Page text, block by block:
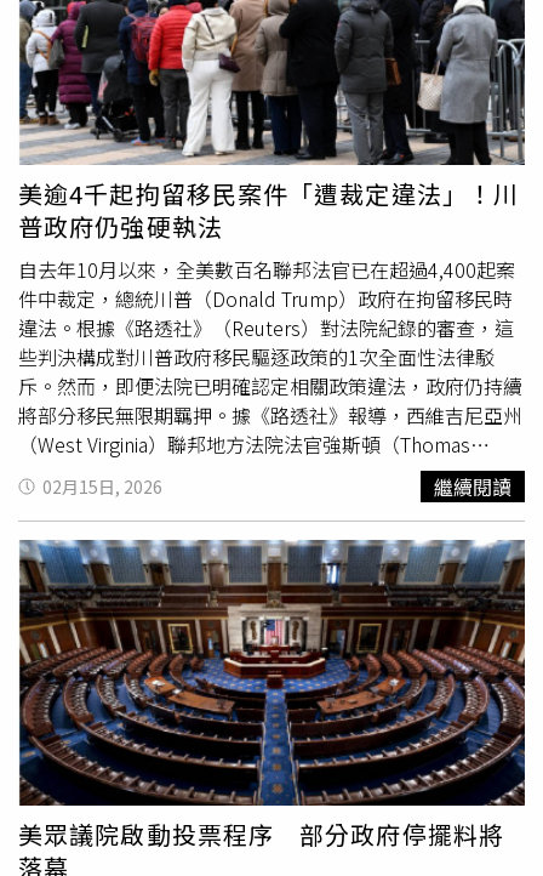
境的人進入」。隨後，他轉向經濟議題，以數據展示「咆哮
經濟」的復甦，聲稱美國國內通膨下降、收入上升，並批評
前任拜登政府的「通膨是史上最糟」。川普宣稱，2025年
最後3個月核心通膨降至1.7%，並稱燃油價格大幅下滑，
「大多數州每加侖低於2.30美元，我在愛荷華州甚至看到
1.85美元。」針對能源供應，川普提到「我們剛從新朋友委
內瑞拉（Venezuela）獲得超過8,000萬桶石油」，美國石
油產量每天增加超過60萬桶。他補充，美國天然氣產量創歷
史新高，兌現「鑽吧，寶貝，鑽吧」（drill, baby, drill，共
和黨多年來的競選口號）承諾。接下來，川普以標誌性的演
說風格形容美國隊在冬季奧運上的表現，直呼「美國贏得太
多了，我們都不知道該怎麼辦了。」同時還介紹剛從冬奧返
國的美國男子奧運冰球隊，這時球員們也在觀眾席亮相，使
會議廳響起如雷掌聲。48小時前，他們以2比1擊敗加拿
大，奪得自1980年以來首枚男子冰球金牌。然而，當川普
直接槓上美國最高法院時，現場氣氛瞬間降到冰點。他從講
台俯視4位出席的大法官，包括首席大法官羅伯茨（John
Roberts），以及大法官卡根（Elena Kagan）、卡瓦諾
（Brett Kavanaugh）和巴雷特（Amy Coney Barrett），感
嘆「就在4天前，美國最高法院做出了1項令人遺憾的裁
決」，並重申其關稅政策帶來了「驚人的經濟好轉」。他也
嘲諷日前批評關稅政策將帶來通膨的22位諾貝爾經濟學獎得
主，狠酸「他們完全搞錯了。」在演說中，川普還提出面對
人工智慧高耗能需求的新政策「用電保障承諾」
（ratepayer protection pledge），明確要求科技巨頭自行
建設電廠，避免居民電價上升。他亦指責未站立鼓掌的民主
黨議員「應該感到羞恥」，並敦促國會結束國土安全部
的經
費撥款僵局。演說進行超過1小時後，現場仍洋溢著激情，
共和黨議員持續高喊「USA」，使國情咨文演說瞬間變成1
Leavitt）則在社群平台X上表示，將事件背景與民主黨導致
的部分政府關門連結，指出國土安全部受到預算影響。她批
評民主黨選擇讓其部門停擺。民主黨方面則反對在未對川普
政府大規模且部分具爭議性的遣返行動進行重大調整前，批
准新的國土安全部 預算。川普近年多次成為刺殺陰謀或未遂
攻擊的目標。59歲的萊恩勞斯（Ryan Routh）因於2024年9
月在佛州一處高爾夫球場策劃刺殺川普，於美國大選前兩個
月被判處終身監禁。此外，在該起陰謀兩個月前，賓州一場
造勢活動中也曾發生槍擊事件。當時20歲的馬修克魯克斯
（Matthew Crooks）朝川普開槍，其中一發子彈擦過其右
耳，造成一名與會者喪命。克魯克斯隨即遭安全人員擊斃，
其犯案動機至今仍未公布。外界普遍認為，該事件對川普後
續重返政壇具有關鍵影響。
美逾4千起拘留移民案件「遭裁定違法」！川
普政府仍強硬執法
自去年10月以來，全美數百名聯邦法官已在超過4,400起案
件中裁定，總統川普（Donald Trump）政府在拘留移民時
違法。根據《路透社》（Reuters）對法院紀錄的審查，這
些判決構成對川普政府移民驅逐政策的1次全面性法律駁
斥。然而，即便法院已明確認定相關政策違法，政府仍持續
將部分移民無限期羈押。據《路透社》報導，西維吉尼亞州
（West Virginia）聯邦地方法院法官強斯頓（Thomas
Johnston）上週在1項命令中寫道，「令人震驚的是，政府
竟然堅持要求本院重新定義，甚至完全無視現行法律的明確
文字」，同時他也下令釋放1名遭拘留的委內瑞拉籍人士。
強斯頓為前總統小布希（George W. Bush）任命的法官。
多數判決聚焦於川普政府背離近30年來對聯邦法律的既定解
釋。長期以來，司法體系普遍認為，已在美國境內居住的移
民，在移民法庭審理其案件期間，可以透過交保獲釋。然
而，川普政府改變這一解釋，擴大強制拘留範圍。對此，白
宮發言人傑克森（Abigail Jackson）聲稱，政府「正依法履
行川普總統所獲授權，執行聯邦移民法」。據悉，在川普執
政下，本月美國移民與海關執法局（U.S. Immigration and
Customs Enforcement, ICE）拘留人數升至約68,000人，
較其去年就任時增加約75%。上週，位於紐奧良（New
Orleans）的保守派聯邦上訴法院為川普政府帶來1場勝利。
02月15日, 2026 繼續閱讀
美眾議院啟動投票程序 部分政府停擺料將
落幕